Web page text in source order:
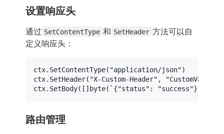
设置响应头
通过 SetContentType 和 SetHeader 方法可以自
定义响应头：
ctx.SetContentType( "application/json")
ctx.SetHeader( "X-Custom-Header" , "CustomValue"
ctx.SetBody([]byte( `{"status": "success"}`
路由管理